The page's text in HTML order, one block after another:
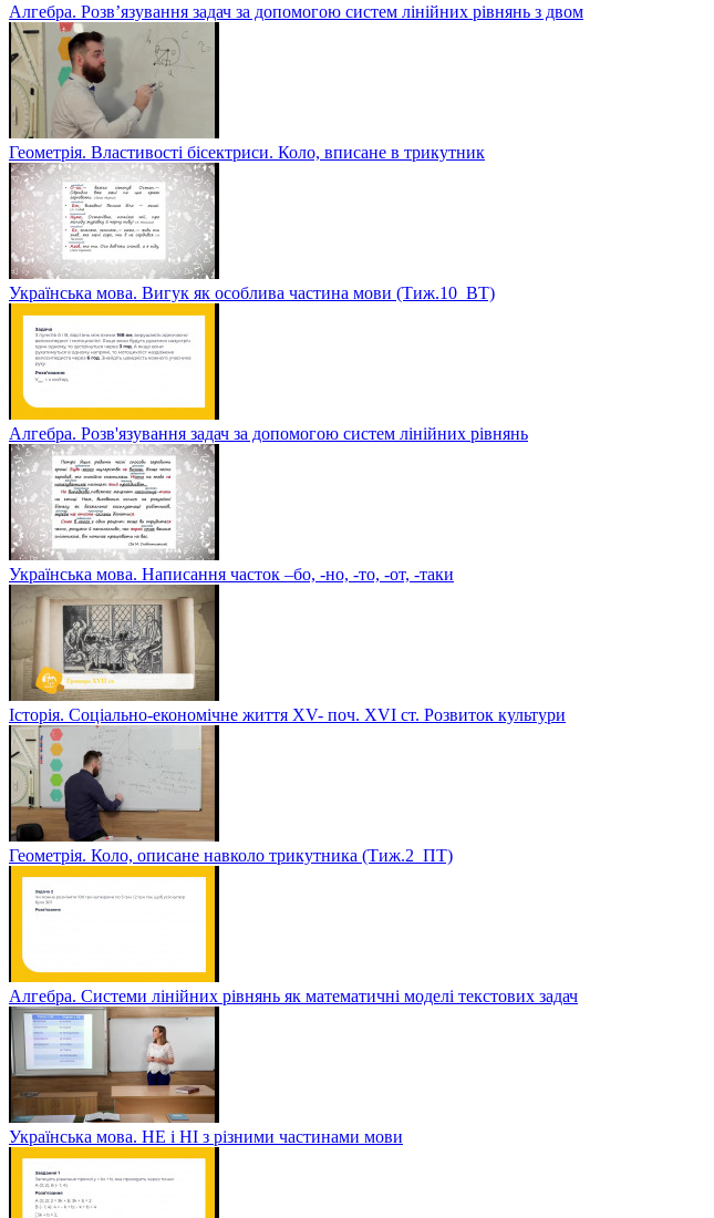
Алгебра. Розв’язування задач за допомогою систем лінійних рівнянь з двом
Геометрія. Властивості бісектриси. Коло, вписане в трикутник
Українська мова. Вигук як особлива частина мови (Тиж.10_ВТ)
Алгебра. Розв'язування задач за допомогою систем лінійних рівнянь
Українська мова. Написання часток –бо, -но, -то, -от, -таки
Історія. Соціально-економічне життя XV- поч. XVI ст. Розвиток культури
Геометрія. Коло, описане навколо трикутника (Тиж.2_ПТ)
Алгебра. Системи лінійних рівнянь як математичні моделі текстових задач
Українська мова. НЕ і НІ з різними частинами мови